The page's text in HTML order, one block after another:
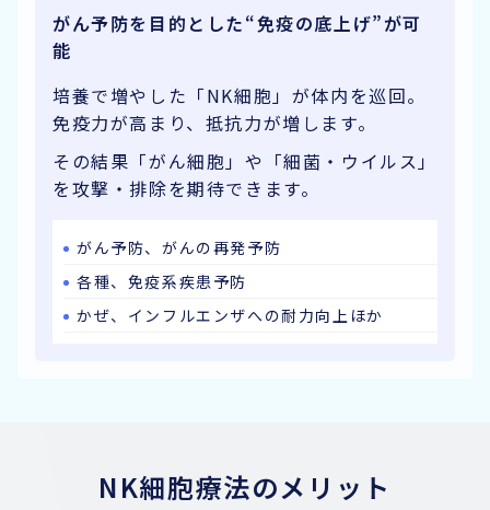
がん予防を目的とした“免疫の底上げ”が可
能
培養で増やした「NK細胞」が体内を巡回。
免疫力が高まり、抵抗力が増します。
その結果「がん細胞」や「細菌・ウイルス」
を攻撃・排除を期待できます。
がん予防、がんの再発予防
各種、免疫系疾患予防
かぜ、インフルエンザへの耐力向上ほか
NK細胞療法のメリット